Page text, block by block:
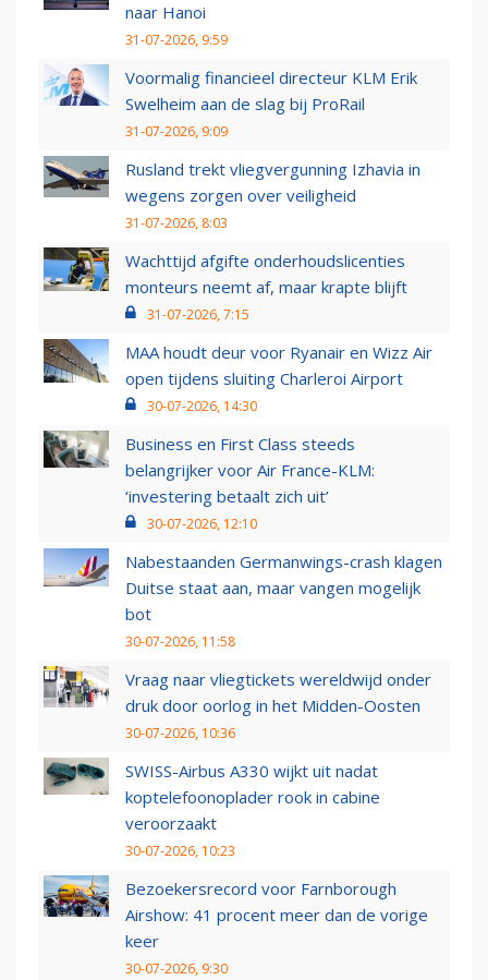
naar Hanoi
31-07-2026, 9:59
Voormalig financieel directeur KLM Erik
Swelheim aan de slag bij ProRail
31-07-2026, 9:09
Rusland trekt vliegvergunning Izhavia in
wegens zorgen over veiligheid
31-07-2026, 8:03
Wachttijd afgifte onderhoudslicenties
monteurs neemt af, maar krapte blijft
31-07-2026, 7:15
MAA houdt deur voor Ryanair en Wizz Air
open tijdens sluiting Charleroi Airport
30-07-2026, 14:30
Business en First Class steeds
belangrijker voor Air France-KLM:
‘investering betaalt zich uit’
30-07-2026, 12:10
Nabestaanden Germanwings-crash klagen
Duitse staat aan, maar vangen mogelijk
bot
30-07-2026, 11:58
Vraag naar vliegtickets wereldwijd onder
druk door oorlog in het Midden-Oosten
30-07-2026, 10:36
SWISS-Airbus A330 wijkt uit nadat
koptelefoonoplader rook in cabine
veroorzaakt
30-07-2026, 10:23
Bezoekersrecord voor Farnborough
Airshow: 41 procent meer dan de vorige
keer
30-07-2026, 9:30